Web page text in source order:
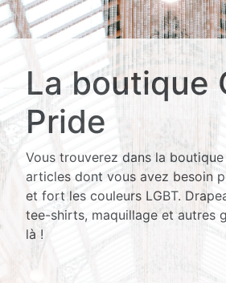
La boutique
Pride
Vous trouverez dans la
articles dont vous avez besoin
et fort les couleurs LGBT.
tee-shirts, maquillage et autres
là !